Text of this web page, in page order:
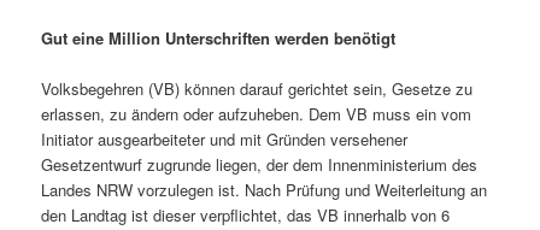
Gut eine Million Unterschriften werden benötigt
Volksbegehren (VB) können darauf gerichtet sein, Gesetze zu
erlassen, zu ändern oder aufzuheben. Dem VB muss ein vom
Initiator ausgearbeiteter und mit Gründen versehener
Gesetzentwurf zugrunde liegen, der dem Innenministerium des
Landes NRW vorzulegen ist. Nach Prüfung und Weiterleitung an
den Landtag ist dieser verpflichtet, das VB innerhalb von 6